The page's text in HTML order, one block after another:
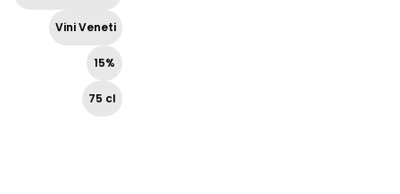
Vini Veneti
15%
75 cl